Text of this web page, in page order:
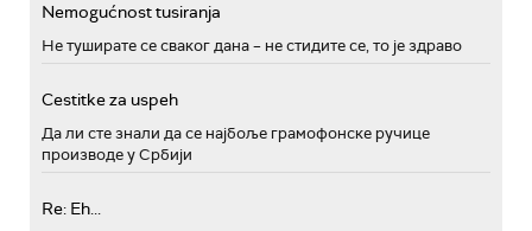
Nemogućnost tusiranja
Не туширате се сваког дана – не стидите се, то је здраво
Cestitke za uspeh
Да ли сте знали да се најбоље грамофонске ручице
производе у Србији
Re: Eh...